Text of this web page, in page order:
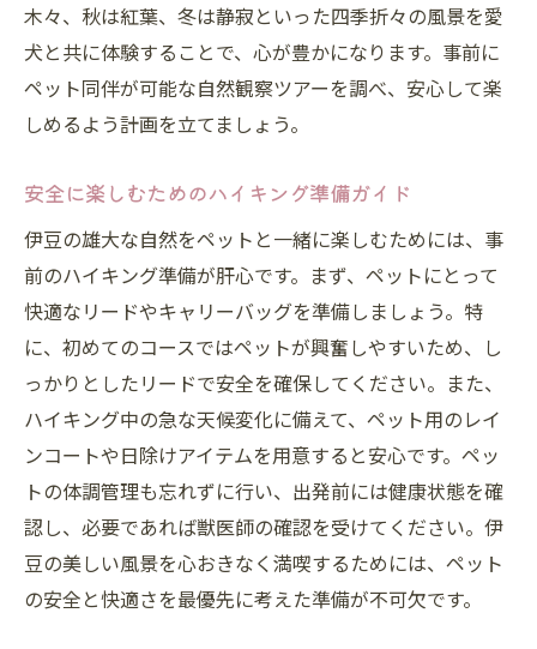
伊豆でペット同伴の旅行を計画！注意すべきポ
イントとは
ペットとの旅行計画の基本ステップ
移動中のペットストレス対策
旅行先でのペットの健康管理法
宿泊先でのルールと配慮すべきこと
地元の法律とペット同伴のマナー
旅行の安全を確保するための事前準備
ペット同伴の伊豆旅行で忘れられない思い出を
作ろう！
愛犬と一緒に写真スポットで記念撮影
思い出を形にする旅行中のアクティビティ
ペットと共に書く旅の思い出日記
旅行中に訪れたい特別なイベント
ペット専用の旅グッズで楽しい旅行を
木々、秋は紅葉、冬は静寂といった四季折々の風景を愛
犬と共に体験することで、心が豊かになります。事前に
ペット同伴が可能な自然観察ツアーを調べ、安心して楽
しめるよう計画を立てましょう。
安全に楽しむためのハイキング準備ガイド
伊豆の雄大な自然をペットと一緒に楽しむためには、事
前のハイキング準備が肝心です。まず、ペットにとって
快適なリードやキャリーバッグを準備しましょう。特
に、初めてのコースではペットが興奮しやすいため、し
っかりとしたリードで安全を確保してください。また、
ハイキング中の急な天候変化に備えて、ペット用のレイ
ンコートや日除けアイテムを用意すると安心です。ペッ
トの体調管理も忘れずに行い、出発前には健康状態を確
認し、必要であれば獣医師の確認を受けてください。伊
豆の美しい風景を心おきなく満喫するためには、ペット
の安全と快適さを最優先に考えた準備が不可欠です。